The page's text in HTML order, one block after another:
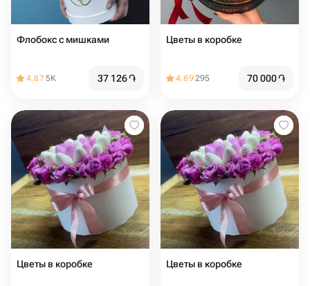
Флобокс с мишками
4.875K 37 126֏
Цветы в коробке
4.89295 70 000֏
Цветы в коробке Цветы в коробке